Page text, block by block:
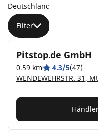
Deutschland
Filter
Pitstop.de GmbH
0.59 km 4.3/5(47)
WENDEWEHRSTR. 31,